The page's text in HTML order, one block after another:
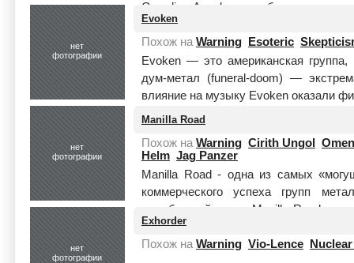
Guardian Angel,в сентябре этого
Читать целиком
нет
фотографии
Evoken
Похож на Warning Esoteric
Evoken — это американская
дум-метал (funeral-doom) —
влияние на музыку Evoken оказали
нет
фотографии
Manilla Road
Похож на Warning Cirith Ungol
Omen
Helm Jag Panzer
Manilla Road - одна из самых
коммерческого успеха групп
самобытный стиль Manilla Road
Читать целиком
нет
фотографии
Exhorder
Похож на Warning Vio-Lence